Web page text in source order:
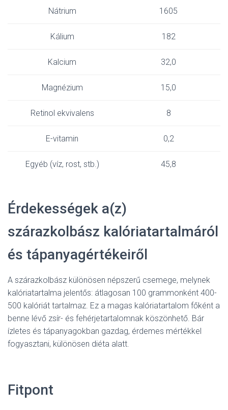
Nátrium 1605
Kálium 182
Kalcium 32,0
Magnézium 15,0
Retinol ekvivalens 8
E-vitamin 0,2
Egyéb (víz, rost, stb.) 45,8
Érdekességek a(z)
szárazkolbász kalóriatartalmáról
és tápanyagértékeiről
A szárazkolbász különösen népszerű csemege, melynek
kalóriatartalma jelentős: átlagosan 100 grammonként 400-
500 kalóriát tartalmaz. Ez a magas kalóriatartalom főként a
benne lévő zsír- és fehérjetartalomnak köszönhető. Bár
ízletes és tápanyagokban gazdag, érdemes mértékkel
fogyasztani, különösen diéta alatt.
Fitpont